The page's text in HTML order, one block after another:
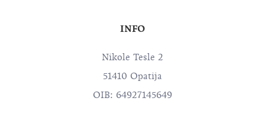
INFO
Nikole Tesle 2
51410 Opatija
OIB: 64927145649